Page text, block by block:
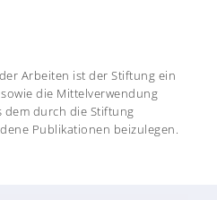
Arbeiten ist der Stiftung ein
die Mittelverwendung
dem durch die Stiftung
Publikationen beizulegen.